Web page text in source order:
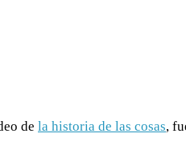
de la historia de las cosas,